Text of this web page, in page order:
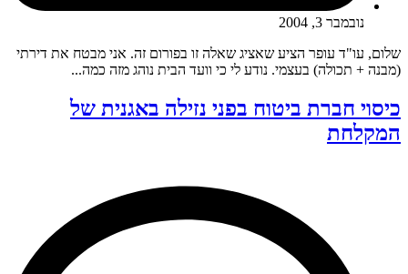
נובמבר 3, 2004
שלום, עו"ד עופר הציע שאציג שאלה זו בפורום זה. אני מבטח את דירתי
(מבנה + תכולה) בעצמי. נודע לי כי וועד הבית נוהג מזה כמה...
כיסוי חברת ביטוח בפני נזילה באגנית של
המקלחת